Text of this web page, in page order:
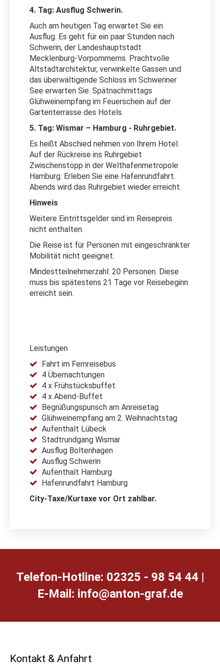
4. Tag: Ausflug Schwerin.
Auch am heutigen Tag erwartet Sie ein
Ausflug. Es geht für ein paar Stunden nach
Schwerin, der Landeshauptstadt
Mecklenburg-Vorpommerns. Prachtvolle
Altstadtarchitektur, verwinkelte Gassen und
das überwältigende Schloss im Schweriner
See erwarten Sie. Spätnachmittags
Glühweinempfang im Feuerschein auf der
Gartenterrasse des Hotels.
5. Tag: Wismar – Hamburg - Ruhrgebiet.
Es heißt Abschied nehmen von Ihrem Hotel.
Auf der Rückreise ins Ruhrgebiet
Zwischenstopp in der Welthafenmetropole
Hamburg. Erleben Sie eine Hafenrundfahrt.
Abends wird das Ruhrgebiet wieder erreicht.
Hinweis
Weitere Eintrittsgelder sind im Reisepreis
nicht enthalten.
Die Reise ist für Personen mit eingeschränkter
Mobilität nicht geeignet.
Mindestteilnehmerzahl: 20 Personen. Diese
muss bis spätestens 21 Tage vor Reisebeginn
erreicht sein.
Leistungen
Fahrt im Fernreisebus
4 Übernachtungen
4 x Frühstücksbuffet
4 x Abend-Buffet
Begrüßungspunsch am Anreisetag
Glühweinempfang am 2. Weihnachtstag
Aufenthalt Lübeck
Stadtrundgang Wismar
Ausflug Boltenhagen
Ausflug Schwerin
Aufenthalt Hamburg
Hafenrundfahrt Hamburg
City-Taxe/Kurtaxe vor Ort zahlbar.
Telefon-Hotline: 02325 - 98 54 44 |
E-Mail: ed.farg-notna@ofni
Kontakt & Anfahrt